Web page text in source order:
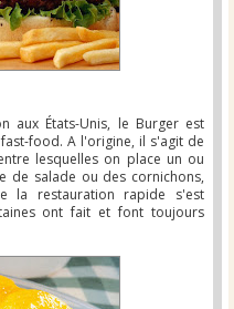
aux États-Unis, le Burger est
food. A l'origine, il s'agit de
lesquelles on place un ou
de salade ou des cornichons,
la restauration rapide s'est
ont fait et font toujours